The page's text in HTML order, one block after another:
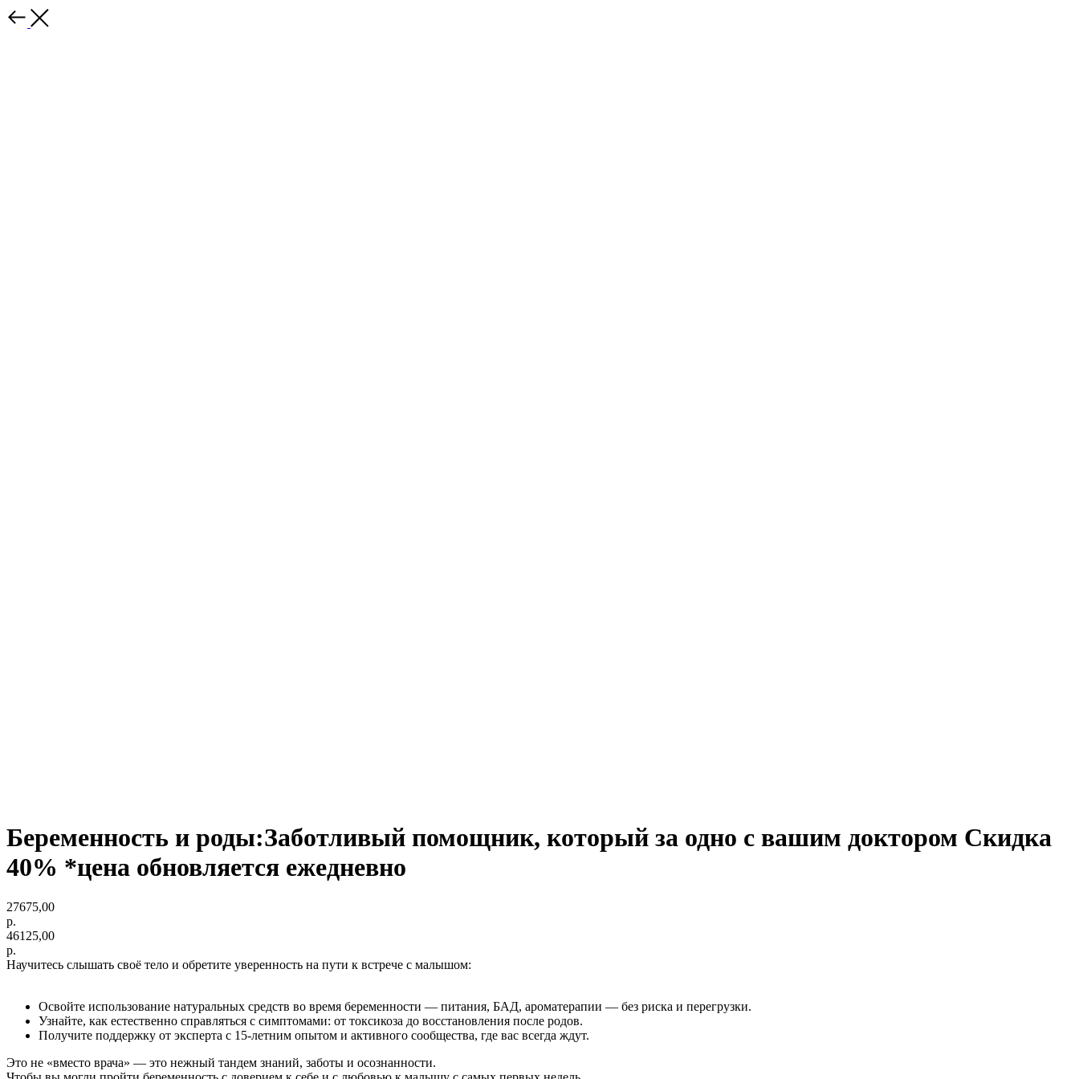
Беременность и роды:Заботливый помощник, который за одно с вашим доктором Скидка
40% *цена обновляется ежедневно
27675,00
р.
46125,00
р.
Научитесь слышать своё тело и обретите уверенность на пути к встрече с малышом:
Освойте использование натуральных средств во время беременности — питания, БАД, ароматерапии — без риска и перегрузки.
Узнайте, как естественно справляться с симптомами: от токсикоза до восстановления после родов.
Получите поддержку от эксперта с 15-летним опытом и активного сообщества, где вас всегда ждут.
Это не «вместо врача» — это нежный тандем знаний, заботы и осознанности.